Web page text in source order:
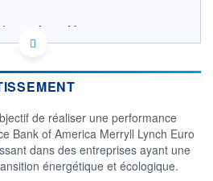
Asset Management
CONNU AU 05/08/2026
6 300
6 400
6 500
de réaliser une performance
Bank of America Merryll Lynch Euro
dans des entreprises ayant une
énergétique et écologique.